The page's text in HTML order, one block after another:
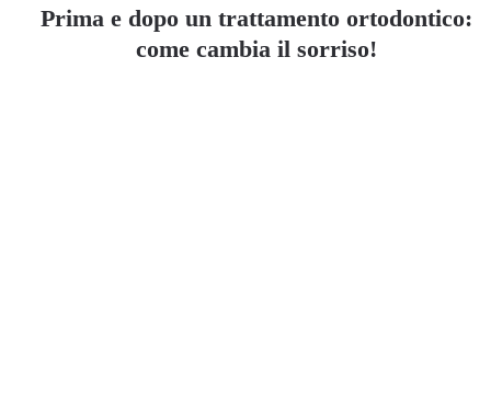
Prima e dopo un trattamento ortodontico:
come cambia il sorriso!